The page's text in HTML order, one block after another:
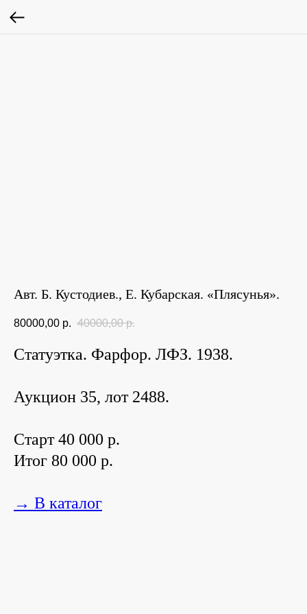
Авт. Б. Кустодиев., Е. Кубарская. «Плясунья».
80000,00 р. 40000,00 р.
Статуэтка. Фарфор. ЛФЗ. 1938.
Аукцион 35, лот 2488.
Старт 40 000 р.
Итог 80 000 р.
→ В каталог